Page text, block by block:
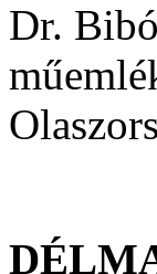
Dr.